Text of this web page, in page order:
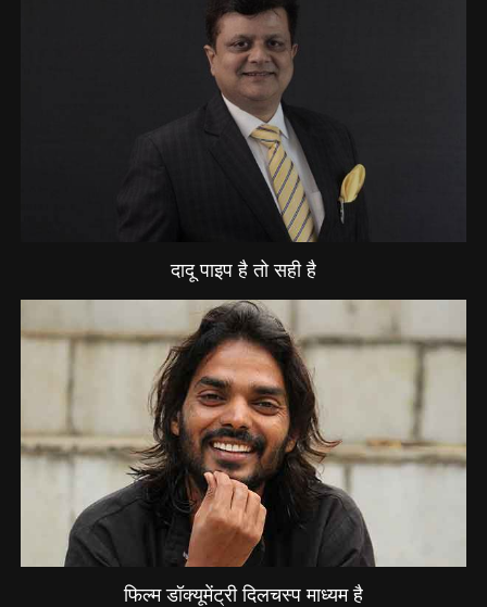
दादू पाइप है तो सही है
फिल्म डॉक्यूमेंट्री दिलचस्प माध्यम है